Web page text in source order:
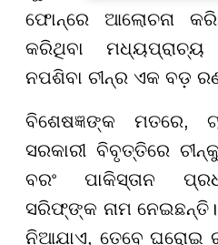
ଫୋନ୍ରେ ଆଲୋଚନା
କରିଥିବା ମଧ୍ୟପ୍ରାଚ୍ୟ
ନପଶିବା ଚୀନ୍ର ଏକ ବଡ଼
ବିଶେଷଜ୍ଞଙ୍କ ମତରେ,
ସରକାରୀ ବିବୃତ୍ତିରେ
ବରଂ ପାକିସ୍ତାନ
ସରିଫ୍ଙ୍କ ନାମ ନେଇଛନ୍ତି।
ନିଆଯାଏ, ତେବେ ଘରୋଇ